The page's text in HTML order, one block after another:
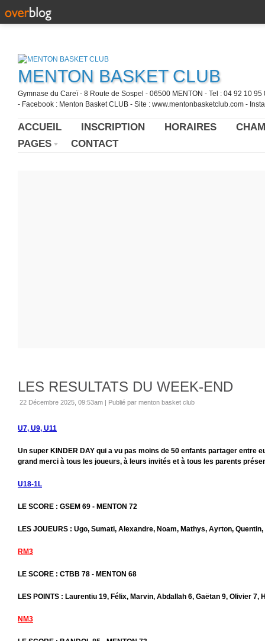
MENTON BASKET CLUB
Gymnase du Careï - 8 Route de Sospel - 06500 MENTON - Tel : 04 92 10
- Facebook : Menton Basket CLUB - Site : www.mentonbasketclub.com -
ACCUEIL INSCRIPTION HORAIRES
PAGES
CONTACT
LES RESULTATS DU WEEK-END
22 Décembre 2025, 09:53am | Publié par menton basket club
U7, U9, U11
Un super KINDER DAY qui a vu pas moins de 50 enfants partager entre
grand merci à tous les joueurs, à leurs invités et à tous les parents
U18-1L
LE SCORE : GSEM 69 - MENTON 72
LES JOUEURS : Ugo, Sumati, Alexandre, Noam, Mathys, Ayrton,
RM3
LE SCORE : CTBB 78 - MENTON 68
LES POINTS : Laurentiu 19, Félix, Marvin, Abdallah 6, Gaëtan 9, Olivier 7,
NM3